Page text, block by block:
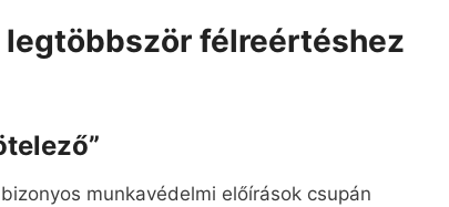
legtöbbször félreértéshez
munkavédelmi előírások csupán